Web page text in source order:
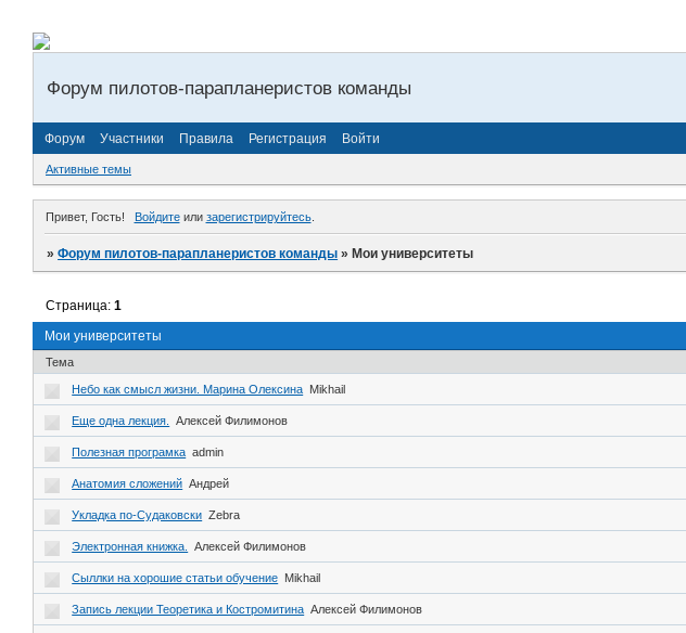
Форум пилотов-парапланеристов команды
Форум Участники Правила Регистрация Войти
Активные темы
Привет, Гость! Войдитеили зарегистрируйтесь.
»Форум пилотов-парапланеристов команды »Мои университеты
Мои университеты
Страница:1
Тема
Небо как смысл жизни. Марина Олексина Mikhail
Еще одна лекция. Алексей Филимонов
Полезная програмка admin
Анатомия сложений Андрей
Укладка по-Судаковски Zebra
Электронная книжка. Алексей Филимонов
Сыллки на хорошие статьи обучение Mikhail
Запись лекции Теоретика и Костромитина Алексей Филимонов